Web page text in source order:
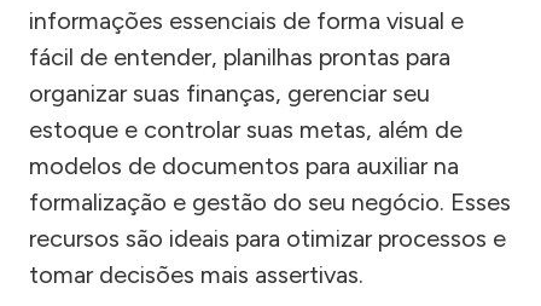
informações essenciais de forma visual e
fácil de entender, planilhas prontas para
organizar suas finanças, gerenciar seu
estoque e controlar suas metas, além de
modelos de documentos para auxiliar na
formalização e gestão do seu negócio. Esses
recursos são ideais para otimizar processos e
tomar decisões mais assertivas.